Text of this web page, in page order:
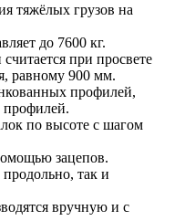
тяжёлых грузов на
до 7600 кг.
при просвете
равному 900 мм.
профилей,
профилей.
по высоте с шагом
зацепов.
так и
вручную и с